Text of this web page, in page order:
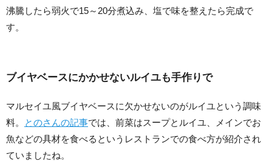
沸騰したら弱火で15～20分煮込み、塩で味を整えたら完成で
す。
ブイヤベースにかかせないルイユも手作りで
マルセイユ風ブイヤベースに欠かせないのがルイユという調味
料。
とのさんの記事では、前菜はスープとルイユ、メインでお
魚などの具材を食べるというレストランでの食べ方が紹介され
ていましたね。